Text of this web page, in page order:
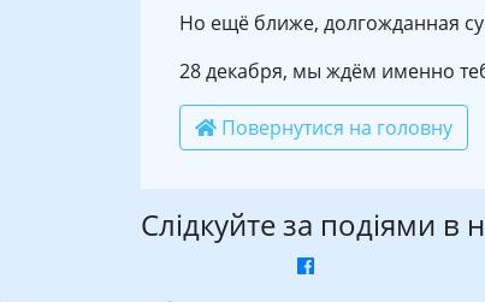
Но ещё ближе, долгожданная
28 декабря, мы ждём именно
Повернутися на головну
Слідкуйте за подіями в